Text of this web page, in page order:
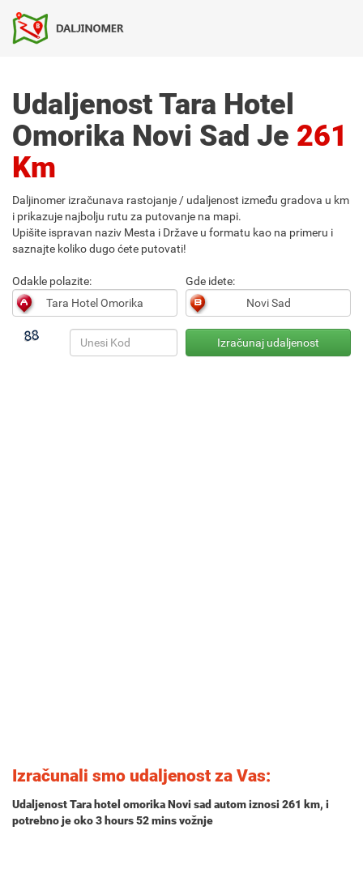
Udaljenost Tara Hotel
Omorika Novi Sad Je 261
Km
Daljinomer izračunava rastojanje / udaljenost između gradova u km
i prikazuje najbolju rutu za putovanje na mapi.
Upišite ispravan naziv Mesta i Države u formatu kao na primeru i
saznajte koliko dugo ćete putovati!
Odakle polazite: Gde idete:
Izračunali smo udaljenost za Vas:
Udaljenost Tara hotel omorika Novi sad autom iznosi 261 km, i
potrebno je oko3 hours 52 minsvožnje